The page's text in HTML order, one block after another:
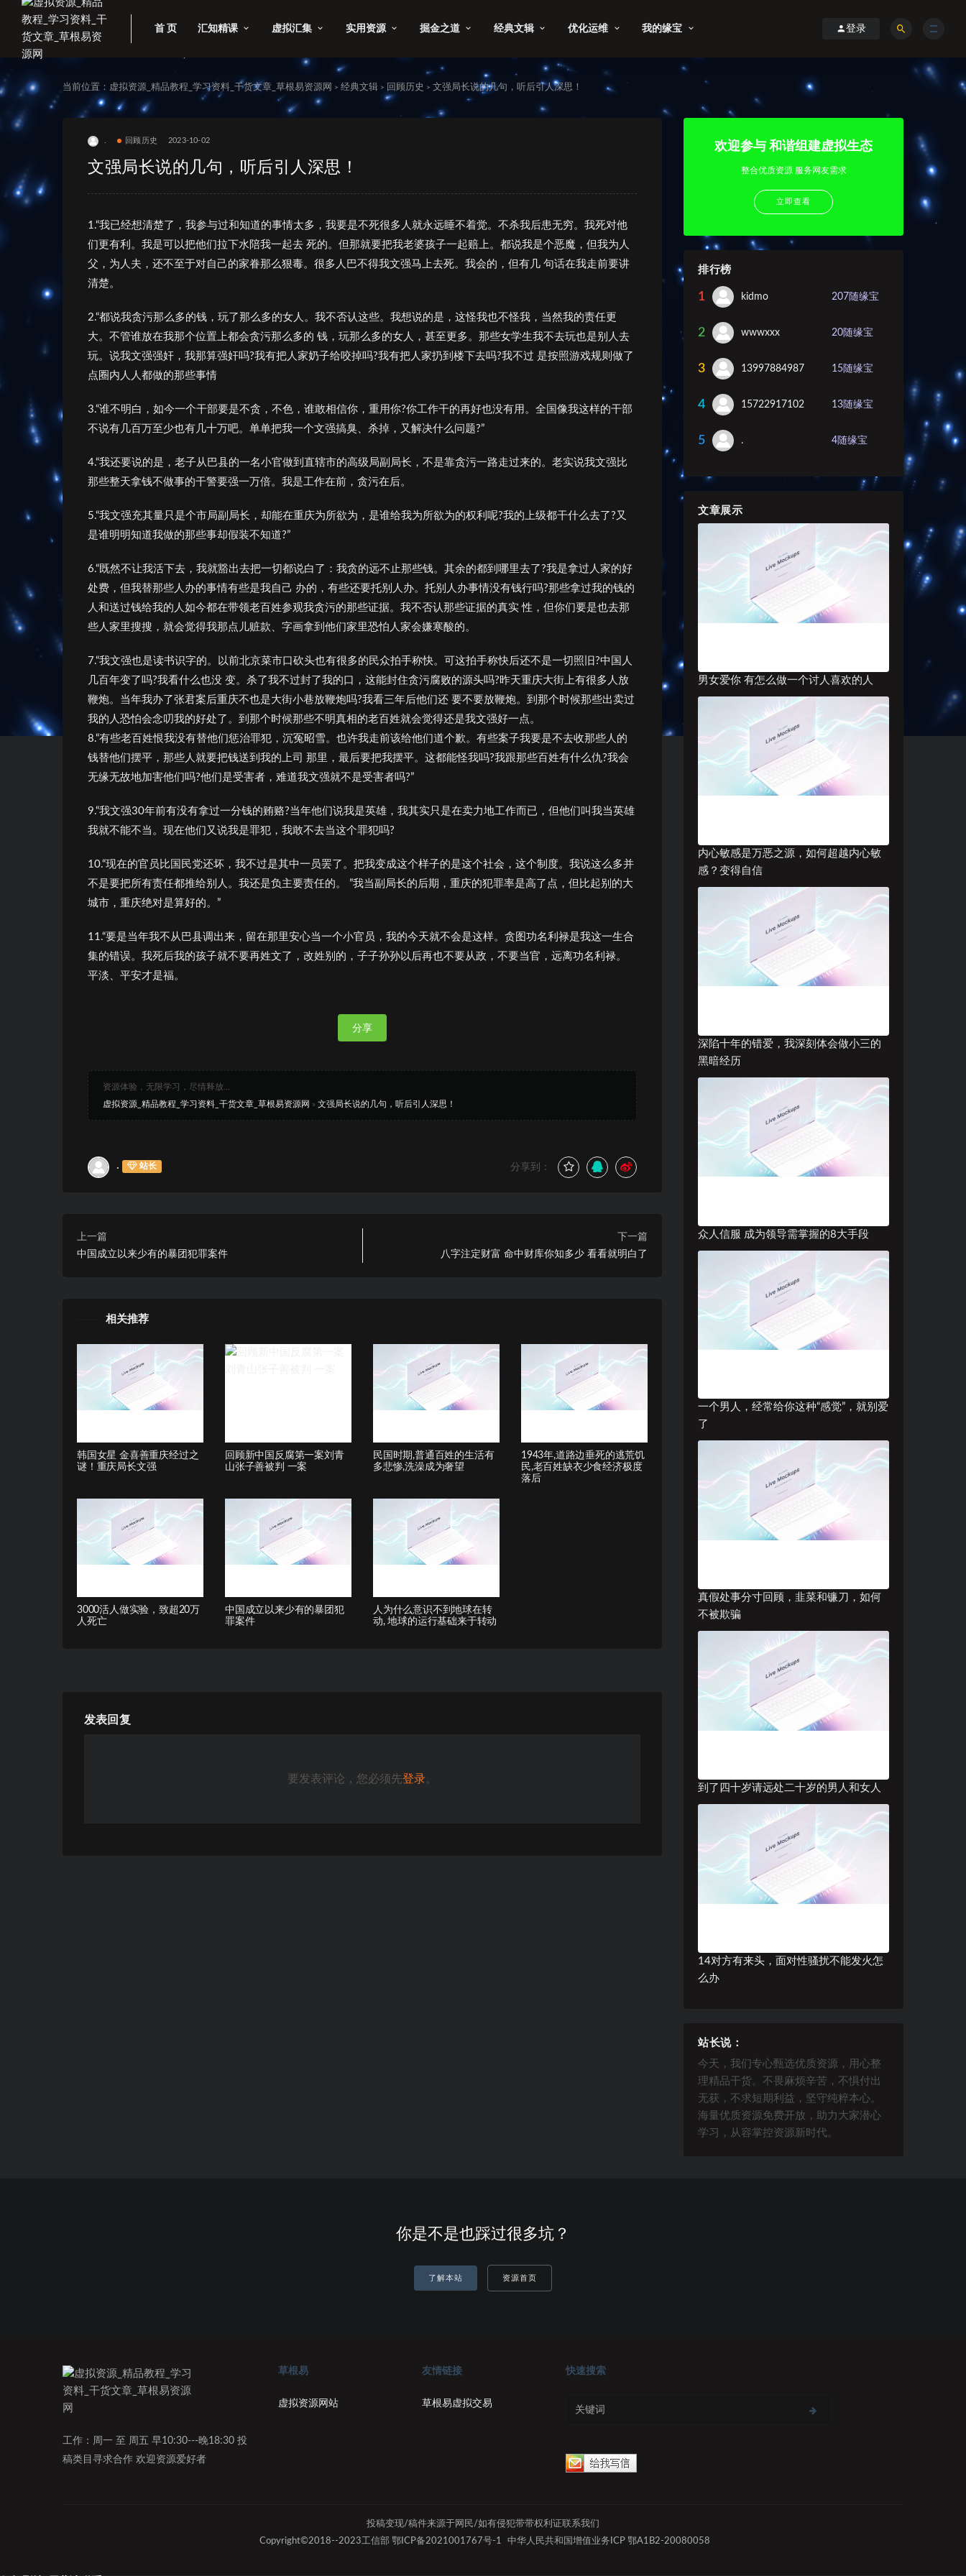
首 页 汇知精课 虚拟汇集 实用资源 掘金之道 经典文辑 优化运维 我的缘宝 登录
当前位置： 虚拟资源_精品教程_学习资料_干货文章_草根易资源网 > 经典文辑 > 回顾历史 > 文强局长说的几句，听后引人深思！
回顾历史 2023-10-02
文强局长说的几句，听后引人深思！
1.“我已经想清楚了，我参与过和知道的事情太多，我要是不死很多人就永远睡不着觉。不杀我后患无穷。我死对他
们更有利。我是可以把他们拉下水陪我一起去 死的。但那就要把我老婆孩子一起赔上。都说我是个恶魔，但我为人
父，为人夫，还不至于对自己的家眷那么狠毒。很多人巴不得我文强马上去死。我会的，但有几 句话在我走前要讲
清楚。
2.“都说我贪污那么多的钱，玩了那么多的女人。我不否认这些。我想说的是，这怪我也不怪我，当然我的责任更
大。不管谁放在我那个位置上都会贪污那么多的 钱，玩那么多的女人，甚至更多。那些女学生我不去玩也是别人去
玩。说我文强强奸，我那算强奸吗?我有把人家奶子给咬掉吗?我有把人家扔到楼下去吗?我不过 是按照游戏规则做了
点圈内人人都做的那些事情
3.“谁不明白，如今一个干部要是不贪，不色，谁敢相信你，重用你?你工作干的再好也没有用。全国像我这样的干部
不说有几百万至少也有几十万吧。单单把我一个文强搞臭、杀掉，又解决什么问题?”
4.“我还要说的是，老子从巴县的一名小官做到直辖市的高级局副局长，不是靠贪污一路走过来的。老实说我文强比
那些整天拿钱不做事的干警要强一万倍。我是工作在前，贪污在后。
5.“我文强充其量只是个市局副局长，却能在重庆为所欲为，是谁给我为所欲为的权利呢?我的上级都干什么去了?又
是谁明明知道我做的那些事却假装不知道?”
6.“既然不让我活下去，我就豁出去把一切都说白了：我贪的远不止那些钱。其余的都到哪里去了?我是拿过人家的好
处费，但我替那些人办的事情有些是我自己 办的，有些还要托别人办。托别人办事情没有钱行吗?那些拿过我的钱的
人和送过钱给我的人如今都在带领老百姓参观我贪污的那些证据。我不否认那些证据的真实 性，但你们要是也去那
些人家里搜搜，就会觉得我那点儿赃款、字画拿到他们家里恐怕人家会嫌寒酸的。
7.“我文强也是读书识字的。以前北京菜市口砍头也有很多的民众拍手称快。可这拍手称快后还不是一切照旧?中国人
几百年变了吗?我看什么也没 变。杀了我不过封了我的口，这能封住贪污腐败的源头吗?昨天重庆大街上有很多人放
鞭炮。当年我办了张君案后重庆不也是大街小巷放鞭炮吗?我看三年后他们还 要不要放鞭炮。到那个时候那些出卖过
我的人恐怕会念叨我的好处了。到那个时候那些不明真相的老百姓就会觉得还是我文强好一点。
8.“有些老百姓恨我没有替他们惩治罪犯，沉冤昭雪。也许我走前该给他们道个歉。有些案子我要是不去收那些人的
钱替他们摆平，那些人就要把钱送到我的上司 那里，最后要把我摆平。这都能怪我吗?我跟那些百姓有什么仇?我会
无缘无故地加害他们吗?他们是受害者，难道我文强就不是受害者吗?”
9.“我文强30年前有没有拿过一分钱的贿赂?当年他们说我是英雄，我其实只是在卖力地工作而已，但他们叫我当英雄
我就不能不当。现在他们又说我是罪犯，我敢不去当这个罪犯吗?
10.“现在的官员比国民党还坏，我不过是其中一员罢了。把我变成这个样子的是这个社会，这个制度。我说这么多并
不是要把所有责任都推给别人。我还是负主要责任的。 ”我当副局长的后期，重庆的犯罪率是高了点，但比起别的大
城市，重庆绝对是算好的。”
11.“要是当年我不从巴县调出来，留在那里安心当一个小官员，我的今天就不会是这样。贪图功名利禄是我这一生合
集的错误。我死后我的孩子就不要再姓文了，改姓别的，子子孙孙以后再也不要从政，不要当官，远离功名利禄。
平淡、平安才是福。
分享
资源体验，无限学习，尽情释放...
虚拟资源_精品教程_学习资料_干货文章_草根易资源网 » 文强局长说的几句，听后引人深思！
. 站长 分享到：
上一篇
中国成立以来少有的暴团犯罪案件
下一篇
八字注定财富 命中财库你知多少 看看就明白了
相关推荐
韩国女星 金喜善重庆经过之
谜！重庆局长文强
回顾新中国反腐第一案刘青
山张子善被判 一案
民国时期,普通百姓的生活有
多悲惨,洗澡成为奢望
1943年,道路边垂死的逃荒饥
民,老百姓缺衣少食经济极度
落后
3000活人做实验，致超20万
人死亡
中国成立以来少有的暴团犯
罪案件
人为什么意识不到地球在转
动, 地球的运行基础来于转动
发表回复
要发表评论，您必须先登录。
欢迎参与 和谐组建虚拟生态
整合优质资源 服务网友需求
立即查看
排行榜
1 kidmo 207 随缘宝
2 wwwxxx 20随缘宝
3 13997884987 15随缘宝
4 15722917102 13随缘宝
5 . 4随缘宝
文章展示
男女爱你 有怎么做一个讨人喜欢的人
内心敏感是万恶之源，如何超越内心敏
感？变得自信
深陷十年的错爱，我深刻体会做小三的
黑暗经历
众人信服 成为领导需掌握的8大手段
一个男人，经常给你这种“感觉”，就别爱
了
真假处事分寸回顾，韭菜和镰刀，如何
不被欺骗
到了四十岁请远处二十岁的男人和女人
14对方有来头，面对性骚扰不能发火怎
么办
站长说：
今天，我们专心甄选优质资源，用心整
理精品干货。不畏麻烦辛苦，不惧付出
无获，不求短期利益，坚守纯粹本心。
海量优质资源免费开放，助力大家潜心
学习，从容掌控资源新时代。
你是不是也踩过很多坑？
了解本站 资源首页
工作：周一 至 周五 早10:30---晚18:30 投
稿类目寻求合作 欢迎资源爱好者
草根易
虚拟资源网站
友情链接
草根易虚拟交易
快速搜索
投稿变现/稿件来源于网民/如有侵犯带带权利证联系我们
Copyright©2018--2023工信部 鄂ICP备2021001767号-1
中华人民共和国增值业务ICP 鄂A1B2-20080058